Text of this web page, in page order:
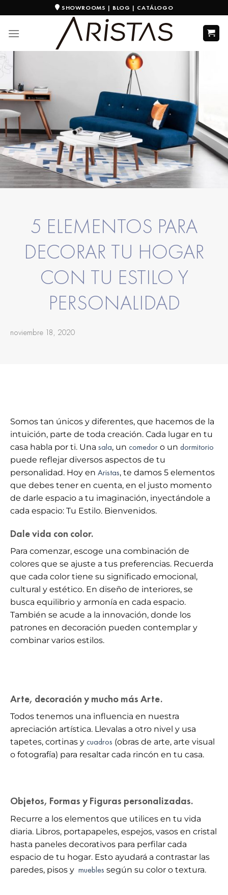
SHOWROOMS | BLOG | CATÁLOGO
5 ELEMENTOS PARA
DECORAR TU HOGAR
CON TU ESTILO Y
PERSONALIDAD
noviembre 18, 2020
Somos tan únicos y diferentes, que hacemos de la
intuición, parte de toda creación. Cada lugar en tu
casa habla por ti. Una sala, un comedor o un dormitorio
puede reflejar diversos aspectos de tu
personalidad. Hoy en Aristas, te damos 5 elementos
que debes tener en cuenta, en el justo momento
de darle espacio a tu imaginación, inyectándole a
cada espacio: Tu Estilo. Bienvenidos.
Dale vida con color.
Para comenzar, escoge una combinación de
colores que se ajuste a tus preferencias. Recuerda
que cada color tiene su significado emocional,
cultural y estético. En diseño de interiores, se
busca equilibrio y armonía en cada espacio.
También se acude a la innovación, donde los
patrones en decoración pueden contemplar y
combinar varios estilos.
Arte, decoración y mucho más Arte.
Todos tenemos una influencia en nuestra
apreciación artística. Llevalas a otro nivel y usa
tapetes, cortinas y cuadros (obras de arte, arte visual
o fotografía) para resaltar cada rincón en tu casa.
Objetos, Formas y Figuras personalizadas.
Recurre a los elementos que utilices en tu vida
diaria. Libros, portapapeles, espejos, vasos en cristal
hasta paneles decorativos para perfilar cada
espacio de tu hogar. Esto ayudará a contrastar las
paredes, pisos y muebles según su color o textura.